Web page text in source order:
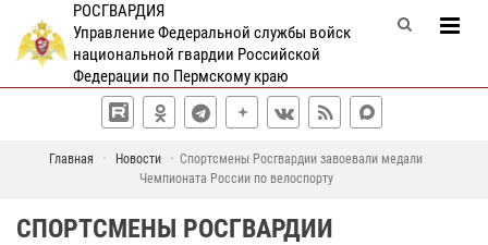
РОСГВАРДИЯ
Управление Федеральной службы войск
национальной гвардии Российской
Федерации по Пермскому краю
Главная Новости
Спортсмены Росгвардии завоевали медали
Чемпионата России по велоспорту
СПОРТСМЕНЫ РОСГВАРДИИ